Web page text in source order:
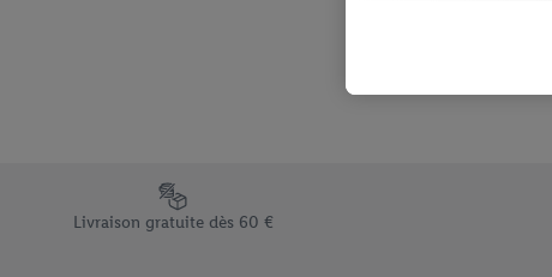
Élément du pied de page avec les différents arguments de vente
Livraison gratuite dès 60 €
vous avez montré de
l’achat) peuvent
plusieurs services de
En cliquant sur «
« Accepter », vous